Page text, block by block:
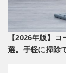
【2026年版】
選。手軽に掃除